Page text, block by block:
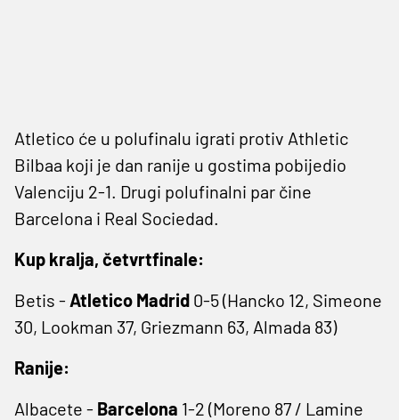
Atletico će u polufinalu igrati protiv Athletic
Bilbaa koji je dan ranije u gostima pobijedio
Valenciju 2-1. Drugi polufinalni par čine
Barcelona i Real Sociedad.
Kup kralja, četvrtfinale:
Betis - Atletico Madrid 0-5 (Hancko 12, Simeone
30, Lookman 37, Griezmann 63, Almada 83)
Ranije:
Albacete - Barcelona 1-2 (Moreno 87 / Lamine